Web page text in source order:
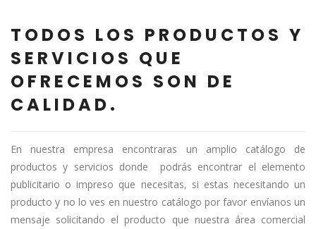
TODOS LOS PRODUCTOS Y
SERVICIOS QUE
OFRECEMOS SON DE
CALIDAD.
En nuestra empresa encontraras un amplio catálogo de
productos y servicios donde podrás encontrar el elemento
publicitario o impreso que necesitas, si estas necesitando un
producto y no lo ves en nuestro catálogo por favor envíanos un
mensaje solicitando el producto que nuestra área comercial